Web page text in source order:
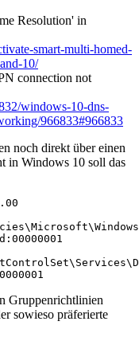
Resolution' in
smart-multi-homed-
10/
connection not
windows-10-dns-
966833#966833
noch direkt über einen
in Windows 10 soll das
Gruppenrichtlinien
sowieso präferierte